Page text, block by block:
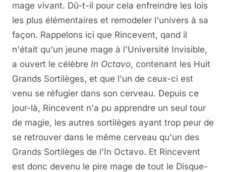
mage vivant. Dû-t-il pour cela enfreindre les lois
les plus élémentaires et remodeler l'univers à sa
façon. Rappelons ici que Rincevent, qand il
n'était qu'un jeune mage à l'Université Invisible,
a ouvert le célèbre In Octavo, contenant les Huit
Grands Sortilèges, et que l'un de ceux-ci est
venu se réfugier dans son cerveau. Depuis ce
jour-là, Rincevent n'a pu apprendre un seul tour
de magie, les autres sortilèges ayant trop peur de
se retrouver dans le même cerveau qu'un des
Grands Sortilèges de l'In Octavo. Et Rincevent
est donc devenu le pire mage de tout le Disque-